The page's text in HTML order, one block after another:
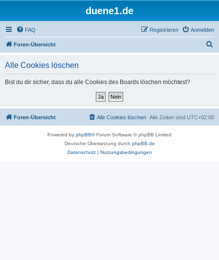
duene1.de
FAQ Anmelden
Registrieren
Foren-Übersicht
Alle Cookies löschen
Bist du dir sicher, dass du alle Cookies des Boards löschen möchtest?
Foren-Übersicht Alle Zeiten sind UTC+02:00
Alle Cookies löschen
Powered by phpBB® Forum Software © phpBB Limited
Deutsche Übersetzung durch phpBB.de
Datenschutz| Nutzungsbedingungen